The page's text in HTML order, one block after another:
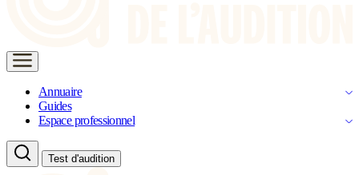
Annuaire
Guides
Espace professionnel
Test d'audition